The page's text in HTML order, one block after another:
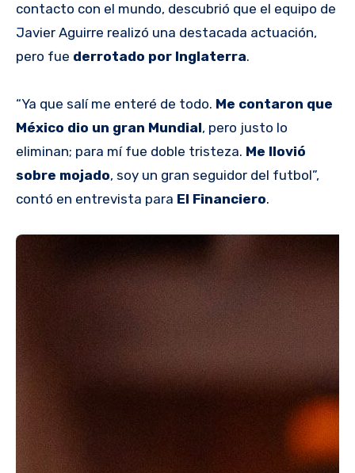
contacto con el mundo, descubrió que el equipo de
Javier Aguirre realizó una destacada actuación,
pero fue derrotado por Inglaterra.
“Ya que salí me enteré de todo. Me contaron que
México dio un gran Mundial, pero justo lo
eliminan; para mí fue doble tristeza. Me llovió
sobre mojado, soy un gran seguidor del futbol”,
contó en entrevista para El Financiero.